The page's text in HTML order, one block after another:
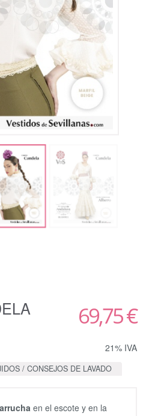
69,75 €
21% IVA
/ CONSEJOS DE LAVADO
en el escote y en la